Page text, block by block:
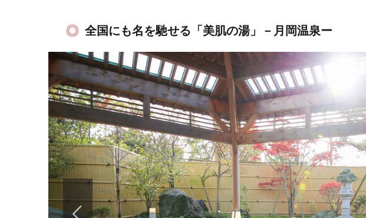
全国にも名を馳せる「美肌の湯」－月岡温泉ー